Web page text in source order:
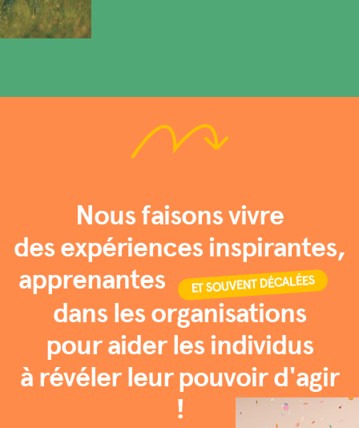
Nous faisons vivre
des expériences inspirantes,
apprenantes
ET SOUVENT DÉCALÉES
dans les organisations
pour aider les individus
à révéler leur pouvoir d'agir
!